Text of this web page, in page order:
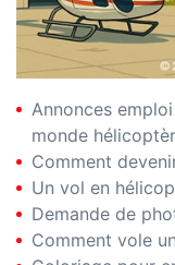
Annonces
monde
Comment
Un vol en
Demande de
Comment vole